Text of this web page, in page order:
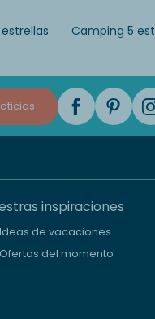
Camping 5
inspiraciones
Ideas de vacaciones
Ofertas del momento